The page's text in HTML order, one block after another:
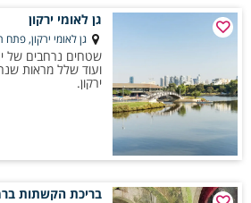
גן לאומי ירקון
גן לאומי ירקון, פתח
שטחים נרחבים של
ועוד שלל מראות
ירקון.
בריכת הקשתות